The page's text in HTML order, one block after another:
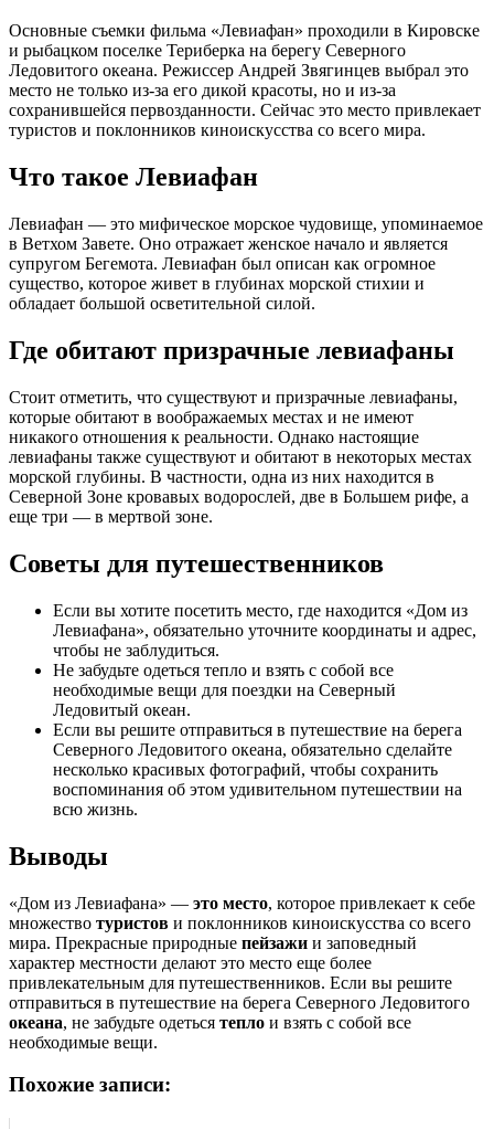
Основные съемки фильма «Левиафан» проходили в Кировске
и рыбацком поселке Териберка на берегу Северного
Ледовитого океана. Режиссер Андрей Звягинцев выбрал это
место не только из-за его дикой красоты, но и из-за
сохранившейся первозданности. Сейчас это место привлекает
туристов и поклонников киноискусства со всего мира.
Что такое Левиафан
Левиафан — это мифическое морское чудовище, упоминаемое
в Ветхом Завете. Оно отражает женское начало и является
супругом Бегемота. Левиафан был описан как огромное
существо, которое живет в глубинах морской стихии и
обладает большой осветительной силой.
Где обитают призрачные левиафаны
Стоит отметить, что существуют и призрачные левиафаны,
которые обитают в воображаемых местах и не имеют
никакого отношения к реальности. Однако настоящие
левиафаны также существуют и обитают в некоторых местах
морской глубины. В частности, одна из них находится в
Северной Зоне кровавых водорослей, две в Большем рифе, а
еще три — в мертвой зоне.
Советы для путешественников
Если вы хотите посетить место, где находится «Дом из
Левиафана», обязательно уточните координаты и адрес,
чтобы не заблудиться.
Не забудьте одеться тепло и взять с собой все
необходимые вещи для поездки на Северный
Ледовитый океан.
Если вы решите отправиться в путешествие на берега
Северного Ледовитого океана, обязательно сделайте
несколько красивых фотографий, чтобы сохранить
воспоминания об этом удивительном путешествии на
всю жизнь.
Выводы
«Дом из Левиафана» — это место, которое привлекает к себе
множество туристов и поклонников киноискусства со всего
мира. Прекрасные природные пейзажи и заповедный
характер местности делают это место еще более
привлекательным для путешественников. Если вы решите
отправиться в путешествие на берега Северного Ледовитого
океана, не забудьте одеться тепло и взять с собой все
необходимые вещи.
Похожие записи: